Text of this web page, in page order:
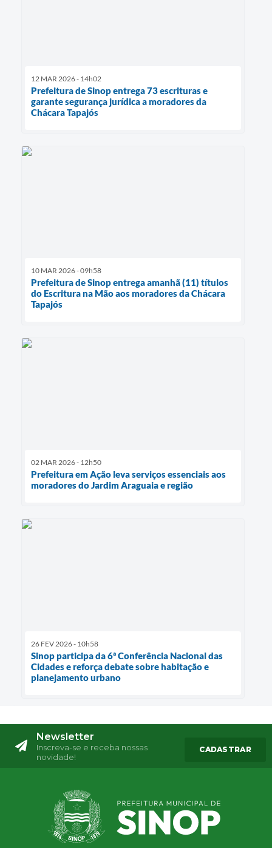
12 MAR 2026 - 14h02
Prefeitura de Sinop entrega 73 escrituras e
garante segurança jurídica a moradores da
Chácara Tapajós
10 MAR 2026 - 09h58
Prefeitura de Sinop entrega amanhã (11) títulos
do Escritura na Mão aos moradores da Chácara
Tapajós
02 MAR 2026 - 12h50
Prefeitura em Ação leva serviços essenciais aos
moradores do Jardim Araguaia e região
26 FEV 2026 - 10h58
Sinop participa da 6ª Conferência Nacional das
Cidades e reforça debate sobre habitação e
planejamento urbano
Newsletter
Inscreva-se e receba nossas
novidade!
CADASTRAR